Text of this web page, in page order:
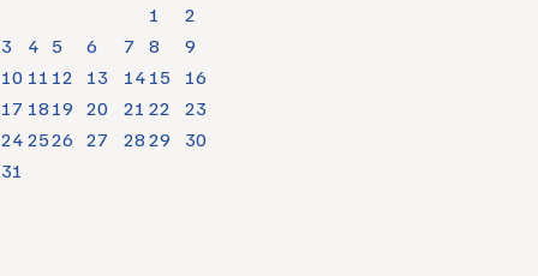
1
2
3
4 5 6 7 8
9
10 11 12 13 14 15
16
17 18 19 20 21 22
23
24 2526 27 28 29
30
31